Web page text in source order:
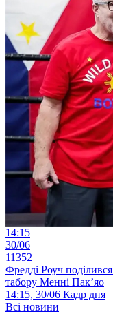
14:15
30/06
11352
Фредді Роуч
табору Менні Пак’яо
14:15, 30/06 Кадр дня
Всі новини